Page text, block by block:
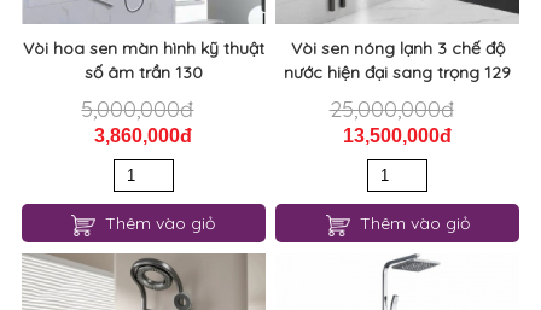
Vòi hoa sen màn hình kỹ thuật
số âm trần 130
5,000,000đ
3,860,000đ
Thêm vào giỏ
Vòi sen nóng lạnh 3 chế độ
nước hiện đại sang trọng 129
25,000,000đ
13,500,000đ
Thêm vào giỏ